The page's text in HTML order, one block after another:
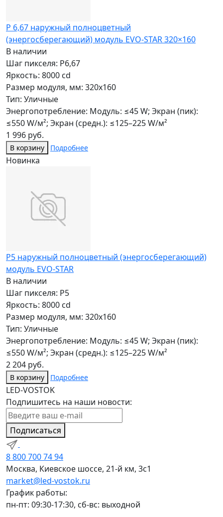
P 6,67 наружный полноцветный
(энергосберегающий) модуль EVO-STAR 320×160
В наличии
Шаг пикселя: P6,67
Яркость: 8000 cd
Размер модуля, мм: 320x160
Тип: Уличные
Энергопотребление: Модуль: ≤45 W; Экран (пик):
≤550 W/м²; Экран (средн.): ≤125–225 W/м²
1 996 руб.
В корзину Подробнее
Новинка
P5 наружный полноцветный (энергосберегающий)
модуль EVO-STAR
В наличии
Шаг пикселя: P5
Яркость: 8000 cd
Размер модуля, мм: 320x160
Тип: Уличные
Энергопотребление: Модуль: ≤45 W; Экран (пик):
≤550 W/м²; Экран (средн.): ≤125–225 W/м²
2 204 руб.
В корзину Подробнее
LED-VOSTOK
Подпишитесь на наши новости:
Подписаться
8 800 700 74 94
Москва, Киевское шоссе, 21-й км, 3с1
market@led-vostok.ru
График работы:
пн-пт: 09:30-17:30, сб-вс: выходной